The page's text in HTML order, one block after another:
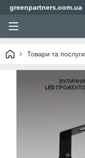
greenpartners.com.ua
Товари та послуги